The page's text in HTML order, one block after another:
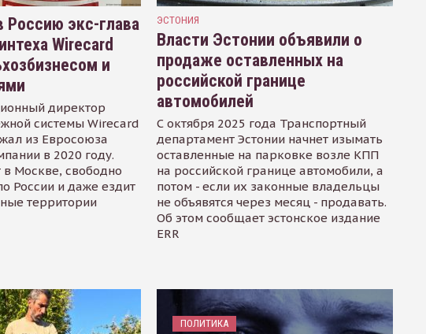
экс-глава
Wirecard
и
директор
системы Wirecard
из Евросоюза
в 2020 году.
в Москве, свободно
России и даже ездит
территории
ЭСТОНИЯ
Власти Эстонии объявили о
продаже оставленных на
российской границе
автомобилей
С октября 2025 года Транспортный
департамент Эстонии начнет изымать
оставленные на парковке возле КПП
на российской границе автомобили, а
потом - если их законные владельцы
не объявятся через месяц - продавать.
Об этом сообщает эстонское издание
ERR
ПОЛИТИКА